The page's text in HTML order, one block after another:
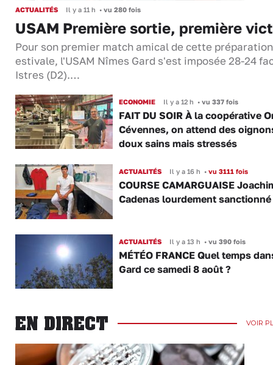
ACTUALITÉS Il y a 11 h • vu 280 fois
USAM Première sortie, première
Pour son premier match amical de cette préparation
estivale, l'USAM Nîmes Gard s'est imposée 28-24
Istres (D2).…
ECONOMIE Il y a 12 h •vu 337 fois
FAIT DU SOIR À la coopérative
Cévennes, on attend des
doux sains mais stressés
ACTUALITÉS Il y a 16 h •vu 3111 fois
COURSE CAMARGUAISE
Cadenas lourdement sanctionné
ACTUALITÉS Il y a 13 h •vu 390 fois
MÉTÉO FRANCE Quel temps
Gard ce samedi 8 août ?
EN DIRECT VOIR